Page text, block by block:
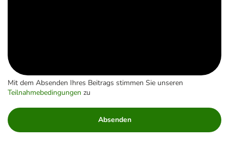
Mit dem Absenden Ihres Beitrags stimmen Sie unseren
Teilnahmebedingungen zu
Absenden